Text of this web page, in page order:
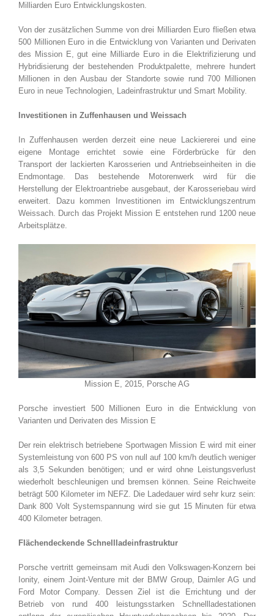
Milliarden Euro Entwicklungskosten.
Von der zusätzlichen Summe von drei Milliarden Euro fließen etwa
500 Millionen Euro in die Entwicklung von Varianten und Derivaten
des Mission E, gut eine Milliarde Euro in die Elektrifizierung und
Hybridisierung der bestehenden Produktpalette, mehrere hundert
Millionen in den Ausbau der Standorte sowie rund 700 Millionen
Euro in neue Technologien, Ladeinfrastruktur und Smart Mobility.
Investitionen in Zuffenhausen und Weissach
In Zuffenhausen werden derzeit eine neue Lackiererei und eine
eigene Montage errichtet sowie eine Förderbrücke für den
Transport der lackierten Karosserien und Antriebseinheiten in die
Endmontage. Das bestehende Motorenwerk wird für die
Herstellung der Elektroantriebe ausgebaut, der Karosseriebau wird
erweitert. Dazu kommen Investitionen im Entwicklungszentrum
Weissach. Durch das Projekt Mission E entstehen rund 1200 neue
Arbeitsplätze.
Mission E, 2015, Porsche AG
Porsche investiert 500 Millionen Euro in die Entwicklung von
Varianten und Derivaten des Mission E
Der rein elektrisch betriebene Sportwagen Mission E wird mit einer
Systemleistung von 600 PS von null auf 100 km/h deutlich weniger
als 3,5 Sekunden benötigen; und er wird ohne Leistungsverlust
wiederholt beschleunigen und bremsen können. Seine Reichweite
beträgt 500 Kilometer im NEFZ. Die Ladedauer wird sehr kurz sein:
Dank 800 Volt Systemspannung wird sie gut 15 Minuten für etwa
400 Kilometer betragen.
Flächendeckende Schnellladeinfrastruktur
Porsche vertritt gemeinsam mit Audi den Volkswagen-Konzern bei
Ionity, einem Joint-Venture mit der BMW Group, Daimler AG und
Ford Motor Company. Dessen Ziel ist die Errichtung und der
Betrieb von rund 400 leistungsstarken Schnellladestationen